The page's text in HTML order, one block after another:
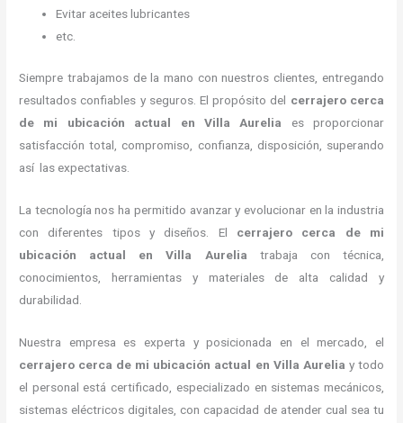
Evitar aceites lubricantes
etc.
Siempre trabajamos de la mano con nuestros clientes, entregando
resultados confiables y seguros. El propósito del cerrajero cerca
de mi ubicación actual en Villa Aurelia es proporcionar
satisfacción total, compromiso, confianza, disposición, superando
así las expectativas.
La tecnología nos ha permitido avanzar y evolucionar en la industria
con diferentes tipos y diseños. El cerrajero cerca de mi
ubicación actual en Villa Aurelia trabaja con técnica,
conocimientos, herramientas y materiales de alta calidad y
durabilidad.
Nuestra empresa es experta y posicionada en el mercado, el
cerrajero cerca de mi ubicación actual en Villa Aurelia y todo
el personal está certificado, especializado en sistemas mecánicos,
sistemas eléctricos digitales, con capacidad de atender cual sea tu